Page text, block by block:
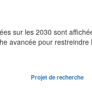
sur les 2030 sont
avancée pour restreindre
Projet de recherche